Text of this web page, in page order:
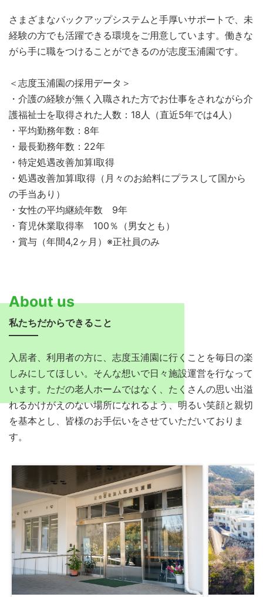
さまざまなバックアップシステムと手厚いサポートで、未
経験の方でも活躍できる環境をご用意しています。働きな
がら手に職をつけることができるのが志度玉浦園です。
＜志度玉浦園の採用データ＞
・介護の経験が無く入職された方でお仕事をされながら介
護福祉士を取得された人数：18人（直近5年では4人）
・平均勤務年数：8年
・最長勤務年数：22年
・特定処遇改善加算Ⅰ取得
・処遇改善加算Ⅰ取得（月々のお給料にプラスして国から
の手当あり）
・女性の平均継続年数 9年
・育児休業取得率 100％（男女とも）
・賞与（年間4,2ヶ月）※正社員のみ
About us
私たちだからできること
入居者、利用者の方に、志度玉浦園に行くことを毎日の楽
しみにしてほしい。そんな想いで日々施設運営を行なって
います。ただの老人ホームではなく、たくさんの思い出溢
れるかけがえのない場所になれるよう、明るい笑顔と親切
を基本とし、皆様のお手伝いをさせていただいておりま
す。